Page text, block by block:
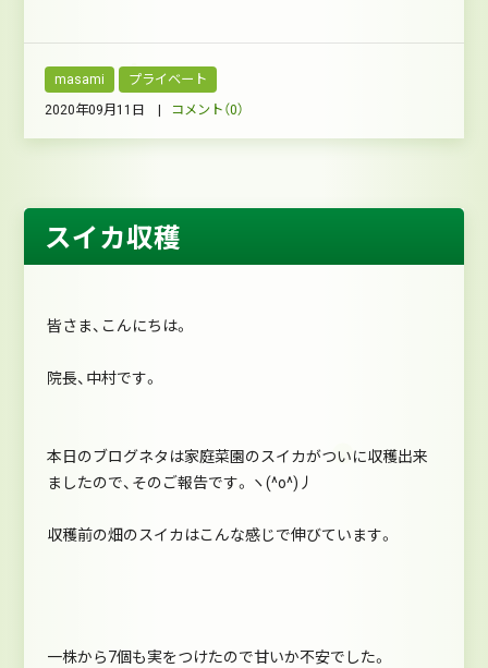
masami プライベート
2020年09月11日 | コメント（0）
スイカ収穫
皆さま、こんにちは。
院長、中村です。
本日のブログネタは家庭菜園のスイカがついに収穫出来
ましたので、そのご報告です。ヽ(^o^)丿
収穫前の畑のスイカはこんな感じで伸びています。
一株から7個も実をつけたので甘いか不安でした。